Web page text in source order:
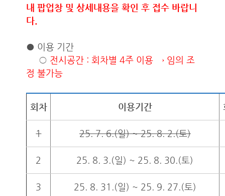
내 팝업창 및 상세내용을 확인 후 접수 바랍니
다.
● 이용 기간
○ 전시공간 : 회차별 4주 이용 → 임의 조
정 불가능
회차 이용기간
1 25. 7. 6.(일) ~ 25. 8. 2.(토)
2 25. 8. 3.(일) ~ 25. 8. 30.(토)
3 25. 8. 31.(일) ~ 25. 9. 27.(토)